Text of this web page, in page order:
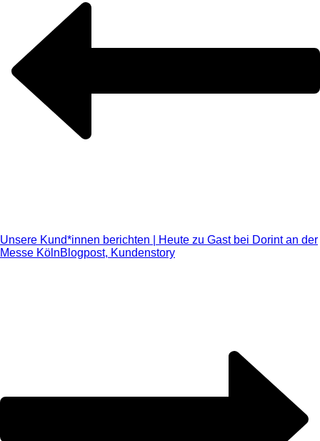
Unsere Kund*innen berichten | Heute zu Gast bei Dorint an der
Messe KölnBlogpost, Kundenstory